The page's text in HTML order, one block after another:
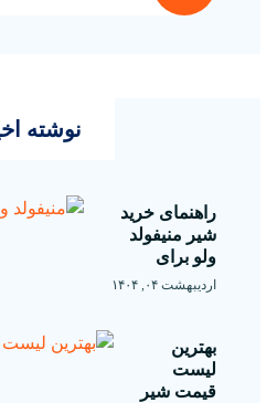
نوشته
راهنمای خرید
شیر منیفولد
ولو برای
اردیبهشت ۰۴, ۱۴۰۴
بهترین
لیست
قیمت شیر